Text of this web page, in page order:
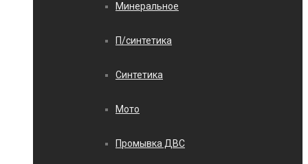
Минеральное
П/синтетика
Синтетика
Мото
Промывка ДВС